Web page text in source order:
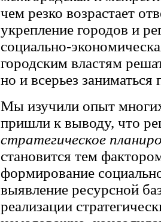
чем резко возрастает
укрепление городов и
социально-
городским властям
но и всерьез заниматься
Мы изучили опыт
пришли к выводу, что
стратегическое
становится тем
формирование
выявление ресурсной
реализации